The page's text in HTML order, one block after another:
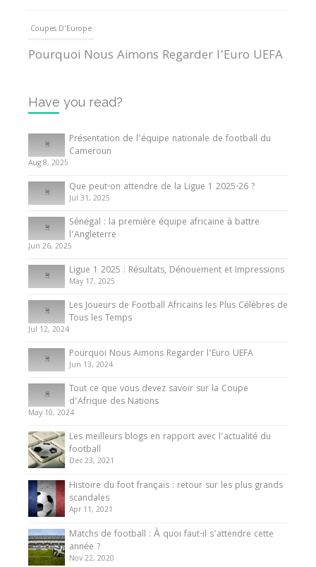
Coupes D'Europe
Pourquoi Nous Aimons Regarder l’Euro UEFA
Internationales
Tout ce que vous devez savoir sur la Coupe
d’Afrique des Nations
10 May 2024
Internationales
Présentation de l’équipe nationale de football
du Cameroun
8 August 2025
Have you read?
Présentation de l’équipe nationale de football du
Cameroun
Aug 8, 2025
Que peut-on attendre de la Ligue 1 2025-26 ?
Jul 31, 2025
Sénégal : la première équipe africaine à battre
l’Angleterre
Jun 26, 2025
Ligue 1 2025 : Résultats, Dénouement et Impressions
May 17, 2025
Les Joueurs de Football Africains les Plus Célèbres de
Tous les Temps
Jul 12, 2024
Pourquoi Nous Aimons Regarder l’Euro UEFA
Jun 13, 2024
Tout ce que vous devez savoir sur la Coupe
d’Afrique des Nations
May 10, 2024
Les meilleurs blogs en rapport avec l’actualité du
football
Dec 23, 2021
Histoire du foot français : retour sur les plus grands
scandales
Apr 11, 2021
Matchs de football : À quoi faut-il s’attendre cette
année ?
Nov 22, 2020